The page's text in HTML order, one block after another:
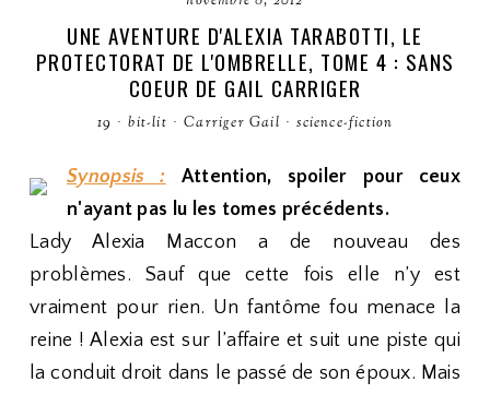
UNE AVENTURE D'ALEXIA TARABOTTI, LE
PROTECTORAT DE L'OMBRELLE, TOME 4 : SANS
COEUR DE GAIL CARRIGER
19 · bit-lit · Carriger Gail · science-fiction
Synopsis :
Attention, spoiler pour ceux
n'ayant pas lu les tomes précédents.
Lady Alexia Maccon a de nouveau des
problèmes. Sauf que cette fois elle n’y est
vraiment pour rien. Un fantôme fou menace la
reine ! Alexia est sur l’affaire et suit une piste qui
la conduit droit dans le passé de son époux. Mais